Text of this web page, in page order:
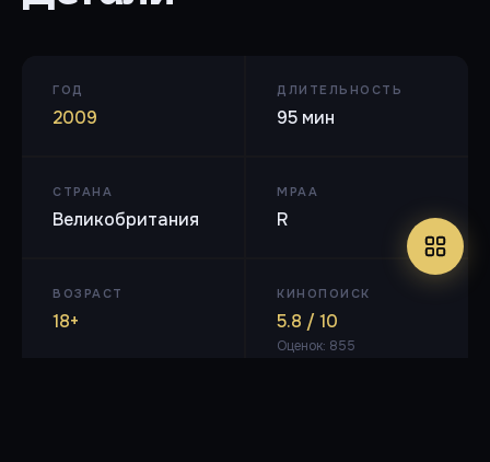
ГОД
2009
ДЛИТЕЛЬНОСТЬ
95 мин
СТРАНА
Великобритания
MPAA
R
ВОЗРАСТ
18+
КИНОПОИСК
5.8 / 10
Оценок: 855